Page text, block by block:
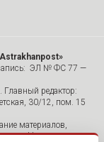
запись: ЭЛ № ФС 77 —
редактор:
30/12, пом. 15
материалов,
«Astrakhanpost»,